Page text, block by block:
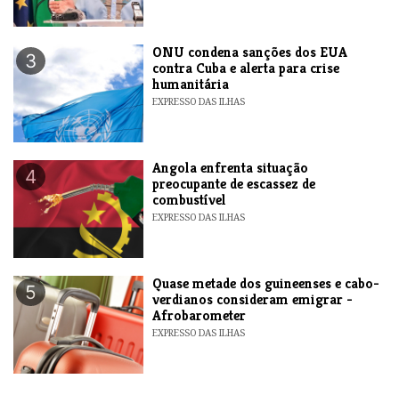
3
ONU condena sanções dos EUA
contra Cuba e alerta para crise
humanitária
EXPRESSO DAS ILHAS
4
Angola enfrenta situação
preocupante de escassez de
combustível
EXPRESSO DAS ILHAS
5
Quase metade dos guineenses e cabo-
verdianos consideram emigrar -
Afrobarometer
EXPRESSO DAS ILHAS